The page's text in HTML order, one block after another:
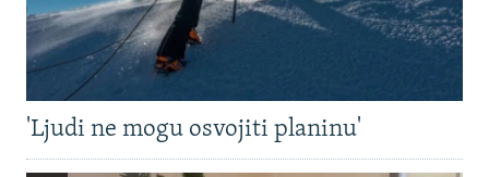
'Ljudi ne mogu osvojiti planinu'